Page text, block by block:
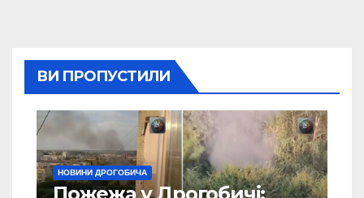
ВИ ПРОПУСТИЛИ
НОВИНИ ДРОГОБИЧА